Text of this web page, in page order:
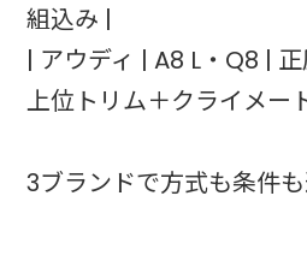
組込み |
| アウディ | A8 L・Q8 |
上位トリム＋クライメー
3ブランドで方式も条件も